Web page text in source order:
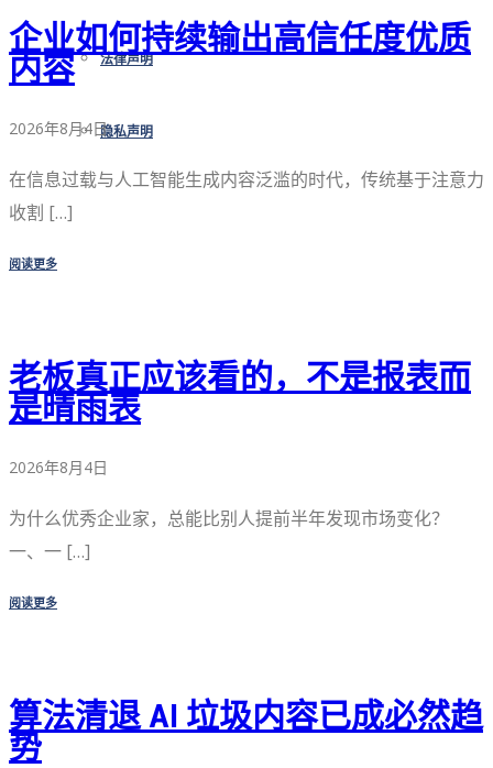
法律声明
隐私声明
企业如何持续输出高信任度优质
内容
2026年8月4日
在信息过载与人工智能生成内容泛滥的时代，传统基于注意力
收割 […]
阅读更多
老板真正应该看的，不是报表而
是晴雨表
2026年8月4日
为什么优秀企业家，总能比别人提前半年发现市场变化？
一、一 […]
阅读更多
算法清退 AI 垃圾内容已成必然趋
势